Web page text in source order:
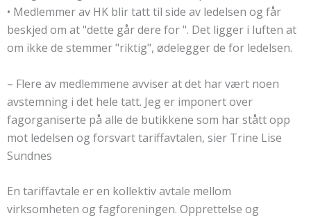
• Medlemmer av HK blir tatt til side av ledelsen og får
beskjed om at "dette går dere for ". Det ligger i luften at
om ikke de stemmer "riktig", ødelegger de for ledelsen.
– Flere av medlemmene avviser at det har vært noen
avstemning i det hele tatt. Jeg er imponert over
fagorganiserte på alle de butikkene som har stått opp
mot ledelsen og forsvart tariffavtalen, sier Trine Lise
Sundnes
En tariffavtale er en kollektiv avtale mellom
virksomheten og fagforeningen. Opprettelse og